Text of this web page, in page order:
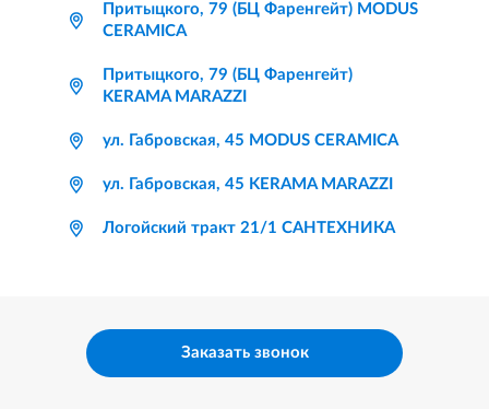
Притыцкого, 79 (БЦ Фаренгейт) MODUS
CERAMICA
Притыцкого, 79 (БЦ Фаренгейт)
KERAMA MARAZZI
ул. Габровская, 45 MODUS CERAMICA
ул. Габровская, 45 KERAMA MARAZZI
Логойский тракт 21/1 САНТЕХНИКА
Заказать звонок